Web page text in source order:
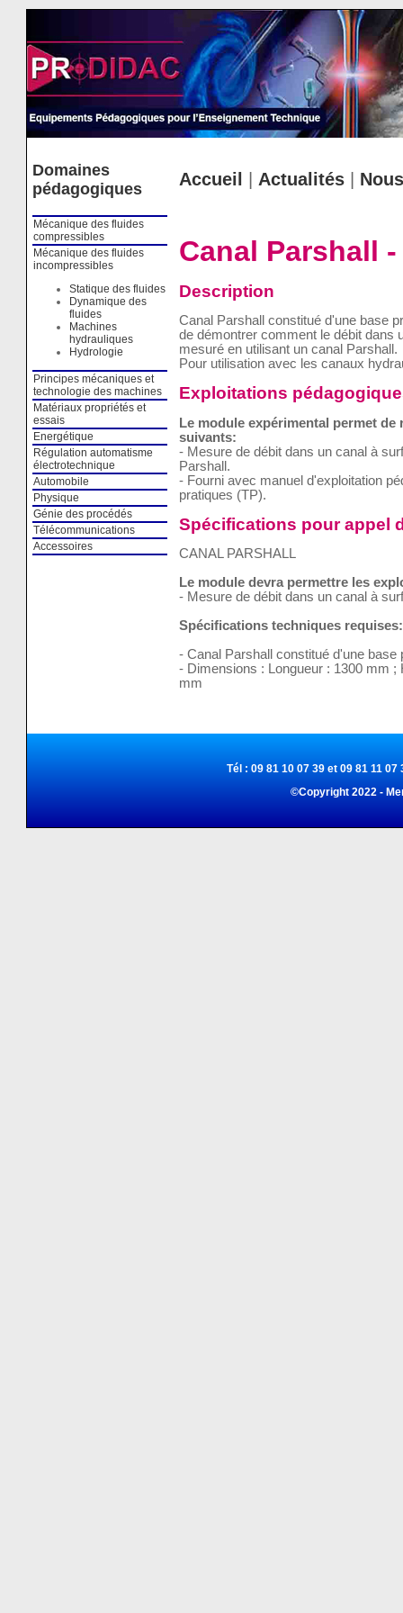
Domaines
pédagogiques
Mécanique des fluides
compressibles
Mécanique des fluides
incompressibles
Statique des fluides
Dynamique des
fluides
Machines
hydrauliques
Hydrologie
Principes mécaniques et
technologie des machines
Matériaux propriétés et
essais
Energétique
Régulation automatisme
électrotechnique
Automobile
Physique
Génie des procédés
Télécommunications
Accessoires
Accueil Actualités|
Canal Parshall -
Description
Canal Parshall constitué d'une base
de démontrer comment le débit dans
mesuré en utilisant un canal Parshall.
Pour utilisation avec les canaux
Exploitations
Le module expérimental permet
suivants:
- Mesure de débit dans un canal à
Parshall.
- Fourni avec manuel d'exploitation
pratiques (TP).
Spécifications pour appel
CANAL PARSHALL
Le module devra permettre les
- Mesure de débit dans un canal à
Spécifications techniques requises:
- Canal Parshall constitué d'une base
- Dimensions : Longueur : 1300 mm
mm
Tél : 09 81 10 07 39 et 09 81 11
©Copyright 2022 -
Cookies management panel